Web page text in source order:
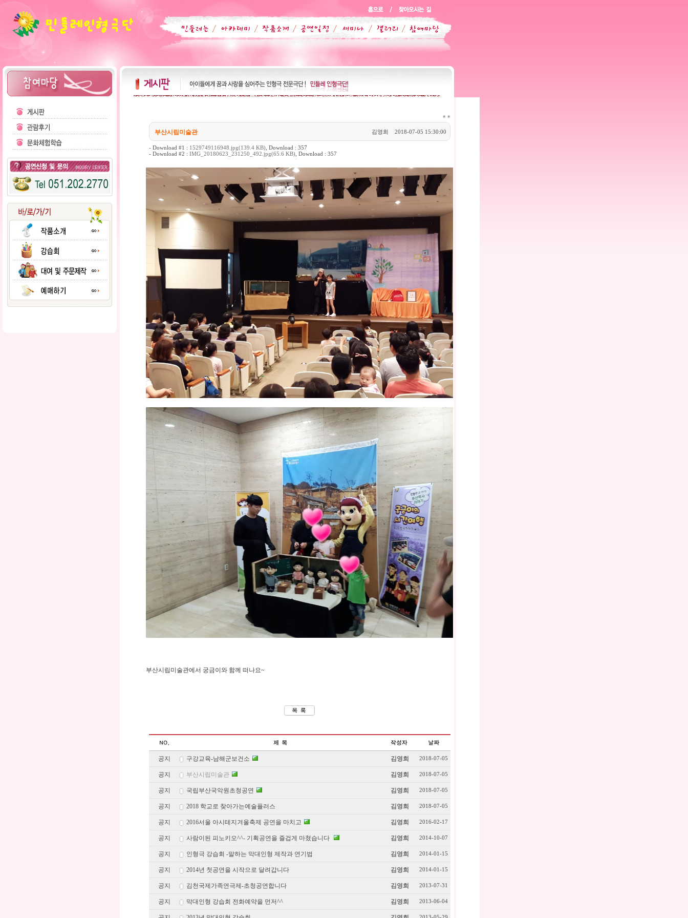
* *
부산시립미술관 김영희 2018-07-05 15:30:00
- Download #1 : 1529749116948.jpg(139.4 KB), Download : 357
- Download #2 : IMG_20180623_231250_492.jpg(65.6 KB), Download : 357
부산시립미술관에서 궁금이와 함께 떠나요~
공지 구강교육-남해군보건소 김영희 2018-07-05
공지 부산시립미술관 김영희 2018-07-05
공지 국립부산국악원초청공연 김영희 2018-07-05
공지 2018 학교로 찾아가는예술플러스 김영희 2018-07-05
공지 2016서울 아시테지겨울축제 공연을 마치고 김영희 2016-02-17
공지 사람이된 피노키오^^- 기획공연을 즐겁게 마쳤습니다 김영희 2014-10-07
공지 인형극 강습회 -말하는 막대인형 제작과 연기법 김영희 2014-01-15
공지 2014년 첫공연을 시작으로 달려갑니다 김영희 2014-01-15
공지 김천국제가족연극제-초청공연합니다 김영희 2013-07-31
공지 막대인형 강습회 전화예약을 먼저^^ 김영희 2013-06-04